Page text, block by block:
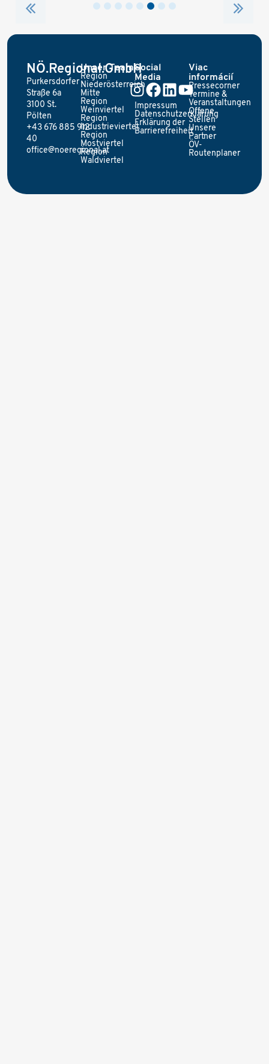
NÖ.Regional.GmbH
Purkersdorfer
Straße 6a
3100 St.
Pölten
+43 676 885 912
40
office@noeregional.at
Unser Team
Region
Niederösterreich
Mitte
Region
Weinviertel
Region
Industrieviertel
Region
Mostviertel
Region
Waldviertel
Social
Media
Impressum
Datenschutzerklärung
Erklärung der
Barrierefreiheit
Viac
informácií
Pressecorner
Termine &
Veranstaltungen
Offene
Stellen
Unsere
Partner
ÖV-
Routenplaner